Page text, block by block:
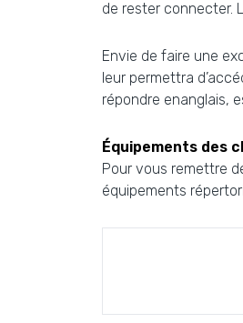
de rester connecter.
Envie de faire une
leur permettra
répondre enanglais,
Équipements des
Pour vous remettre
équipements